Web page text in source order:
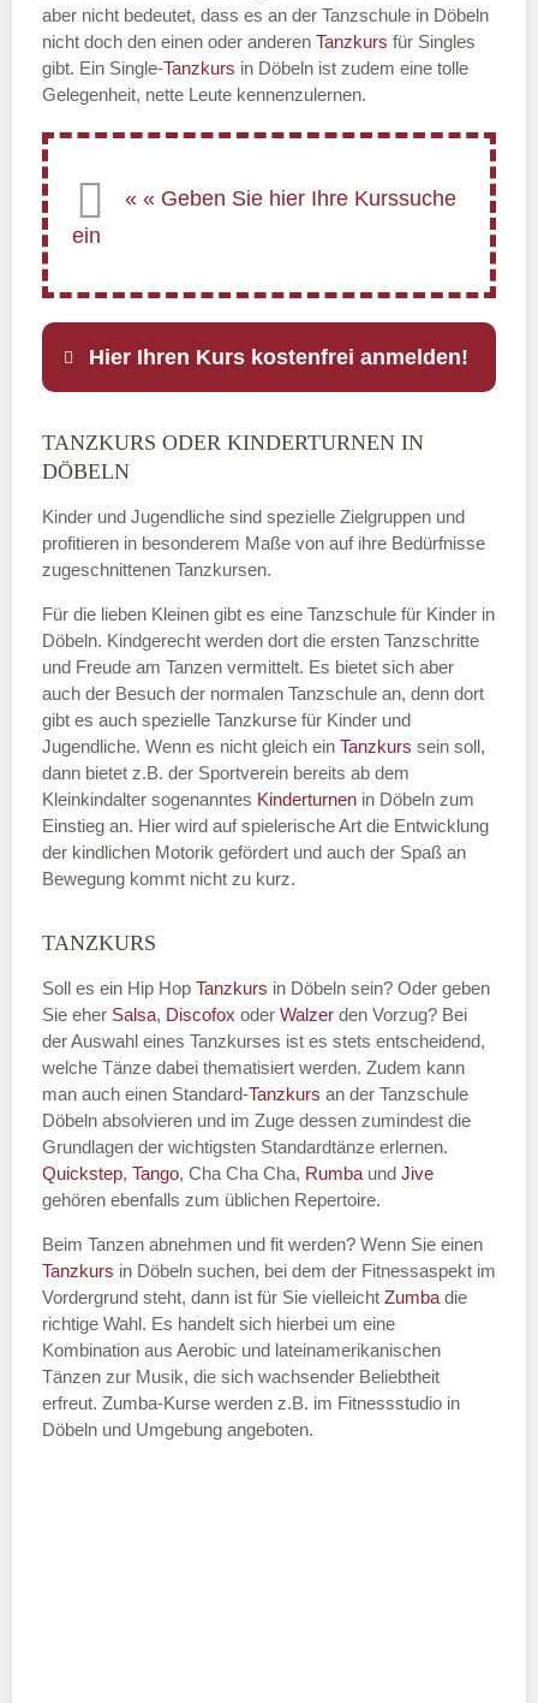
aber nicht bedeutet, dass es an der Tanzschule in Döbeln
nicht doch den einen oder anderen Tanzkurs für Singles
gibt. Ein Single-Tanzkurs in Döbeln ist zudem eine tolle
Gelegenheit, nette Leute kennenzulernen.
Hier Ihren Kurs kostenfrei anmelden!
E-Mail*
Name der Tanzschule
Kontakt E-Mail
Name des Tanzkurs
Tanzart*
TANZKURS ODER KINDERTURNEN IN
DÖBELN
Kinder und Jugendliche sind spezielle Zielgruppen und
profitieren in besonderem Maße von auf ihre Bedürfnisse
zugeschnittenen Tanzkursen.
Für die lieben Kleinen gibt es eine Tanzschule für Kinder in
Döbeln. Kindgerecht werden dort die ersten Tanzschritte
und Freude am Tanzen vermittelt. Es bietet sich aber
auch der Besuch der normalen Tanzschule an, denn dort
gibt es auch spezielle Tanzkurse für Kinder und
Jugendliche. Wenn es nicht gleich ein Tanzkurs sein soll,
dann bietet z.B. der Sportverein bereits ab dem
Kleinkindalter sogenanntes Kinderturnen in Döbeln zum
Einstieg an. Hier wird auf spielerische Art die Entwicklung
der kindlichen Motorik gefördert und auch der Spaß an
Bewegung kommt nicht zu kurz.
TANZKURS
Soll es ein Hip Hop Tanzkurs in Döbeln sein? Oder geben
Sie eher Salsa, Discofox oder Walzer den Vorzug? Bei
der Auswahl eines Tanzkurses ist es stets entscheidend,
welche Tänze dabei thematisiert werden. Zudem kann
man auch einen Standard-Tanzkurs an der Tanzschule
Döbeln absolvieren und im Zuge dessen zumindest die
Grundlagen der wichtigsten Standardtänze erlernen.
Quickstep, Tango, Cha Cha Cha, Rumba und Jive
gehören ebenfalls zum üblichen Repertoire.
Beim Tanzen abnehmen und fit werden? Wenn Sie einen
Tanzkurs in Döbeln suchen, bei dem der Fitnessaspekt im
Vordergrund steht, dann ist für Sie vielleicht Zumba die
richtige Wahl. Es handelt sich hierbei um eine
Kombination aus Aerobic und lateinamerikanischen
Tänzen zur Musik, die sich wachsender Beliebtheit
erfreut. Zumba-Kurse werden z.B. im Fitnessstudio in
Döbeln und Umgebung angeboten.